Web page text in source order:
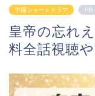
中国ショートドラマ PR
皇帝の忘れ
料全話視聴